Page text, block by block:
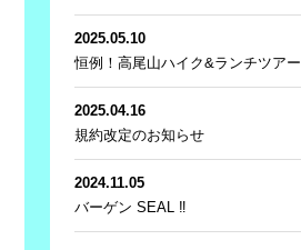
2025.05.10
恒例！高尾山ハイク&ランチツアー
2025.04.16
規約改定のお知らせ
2024.11.05
バーゲン SEAL ‼